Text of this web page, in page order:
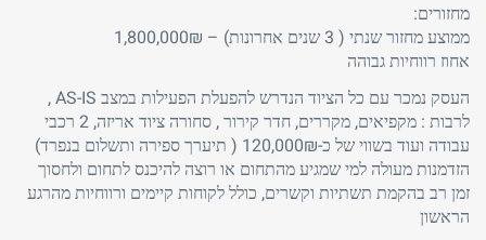
מחזורים:
ממוצע מחזור שנתי ( 3 שנים אחרונות) – 1,800,000₪
אחוז רווחיות גבוהה
העסק נמכר עם כל הציוד הנדרש להפעלת הפעילות במצב AS-IS ,
לרבות : מקפיאים, מקררים, חדר קירור , סחורה ציוד אריזה, 2 רכבי
עבודה ועוד בשווי של כ-120,000₪ ( תיערך ספירה ותשלום בנפרד)
הזדמנות מעולה למי שמגיע מהתחום או רוצה להיכנס לתחום ולחסוך
זמן רב בהקמת תשתיות וקשרים, כולל לקוחות קיימים ורווחיות מהרגע
הראשון